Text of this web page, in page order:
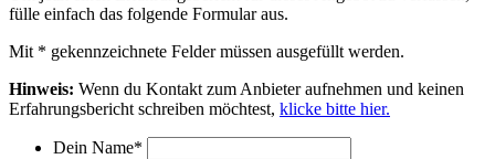
fülle einfach das folgende Formular aus.
Mit * gekennzeichnete Felder müssen ausgefüllt werden.
Hinweis: Wenn du Kontakt zum Anbieter aufnehmen und keinen
Erfahrungsbericht schreiben möchtest, klicke bitte hier.
Dein Name*